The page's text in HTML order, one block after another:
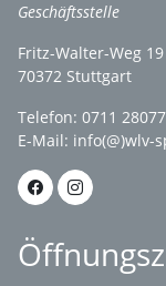
Geschäftsstelle
Fritz-Walter-Weg 19
70372 Stuttgart
Telefon: 0711
E-Mail: info(@)wlv-